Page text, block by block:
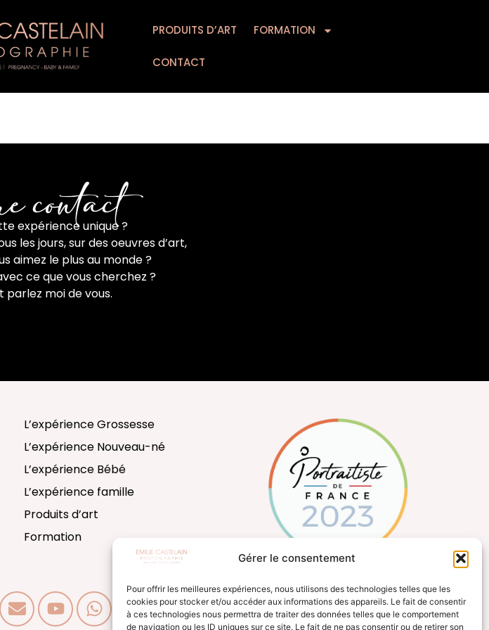
Gérer le consentement
Pour offrir les meilleures expériences, nous utilisons des technologies telles que les
cookies pour stocker et/ou accéder aux informations des appareils. Le fait de consentir
à ces technologies nous permettra de traiter des données telles que le comportement
de navigation ou les ID uniques sur ce site. Le fait de ne pas consentir ou de retirer son
PRODUITS D’ART FORMATION
CONTACT
SUPPORTS D’ART FORMATION CONTACT
contact
expérience unique ?
les jours, sur des oeuvres d’art,
aimez le plus au monde ?
ce que vous cherchez ?
parlez moi de vous.
L’expérience Grossesse
L’expérience Nouveau-né
L’expérience Bébé
L’expérience famille
Produits d’art
Formation